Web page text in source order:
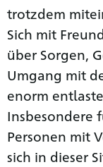
trotzdem
Sich mit
über Sorgen,
Umgang mit
enorm
Insbesondere
Personen mit
sich in dieser